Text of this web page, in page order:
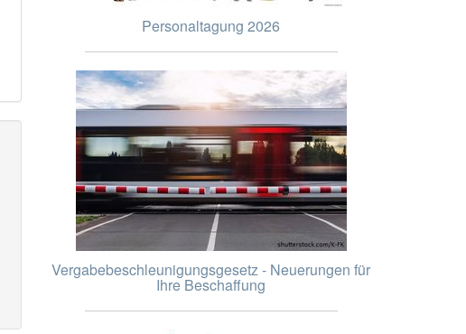
Personaltagung 2026
Vergabebeschleunigungsgesetz - Neuerungen für
Ihre Beschaffung